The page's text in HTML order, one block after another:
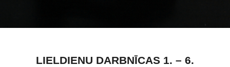
LIELDIENU DARBNĪCAS 1. – 6.